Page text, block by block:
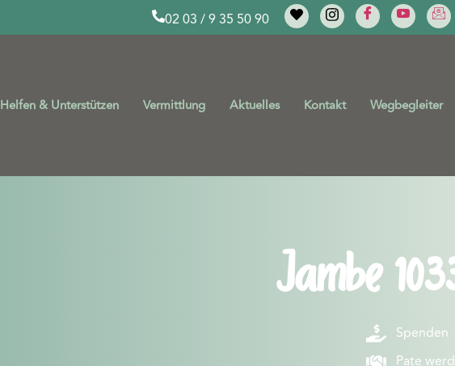
02 03 / 9 35 50 90
Helfen & Unterstützen Vermittlung Aktuelles Kontakt Wegbegleiter
Jambe
Spenden
Pate